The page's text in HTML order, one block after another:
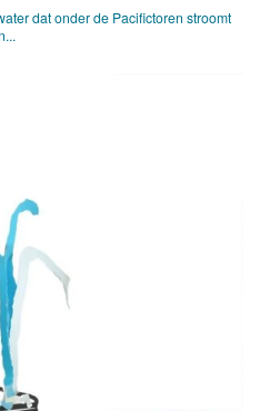
dat onder de Pacifictoren stroomt